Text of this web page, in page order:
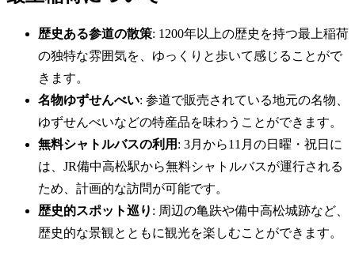
歴史ある参道の散策: 1200年以上の歴史を持つ最上稲荷
の独特な雰囲気を、ゆっくりと歩いて感じることがで
きます。
名物ゆずせんべい: 参道で販売されている地元の名物、
ゆずせんべいなどの特産品を味わうことができます。
無料シャトルバスの利用 : 3月から11月の日曜・祝日に
は、JR備中高松駅から無料シャトルバスが運行される
ため、計画的な訪問が可能です。
歴史的スポット巡り : 周辺の亀趺や備中高松城跡など、
歴史的な景観とともに観光を楽しむことができます。